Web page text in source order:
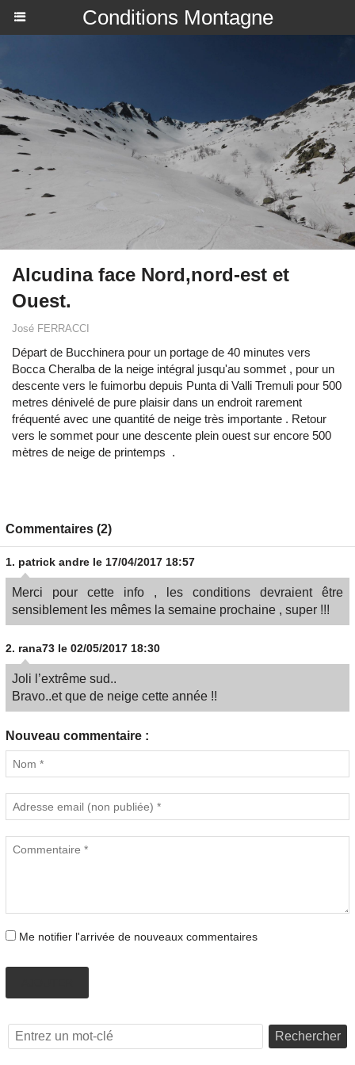
Conditions Montagne
Alcudina face Nord,nord-est et
Ouest.
José FERRACCI
Départ de Bucchinera pour un portage de 40 minutes vers
Bocca Cheralba de la neige intégral jusqu'au sommet , pour un
descente vers le fuimorbu depuis Punta di Valli Tremuli pour 500
metres dénivelé de pure plaisir dans un endroit rarement
fréquenté avec une quantité de neige très importante . Retour
vers le sommet pour une descente plein ouest sur encore 500
mètres de neige de printemps .
Commentaires (2)
1. patrick andre le 17/04/2017 18:57
Merci pour cette info , les conditions devraient être
sensiblement les mêmes la semaine prochaine , super !!!
2. rana73 le 02/05/2017 18:30
Joli l’extrême sud..
Bravo..et que de neige cette année !!
Nouveau commentaire :
Me notifier l'arrivée de nouveaux commentaires
Rechercher